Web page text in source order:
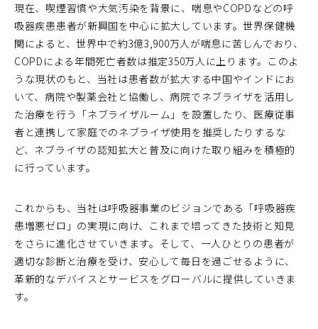
現在、喫煙習慣や大気汚染を背景に、喘息やCOPDなどの呼
吸器疾患患者が新興国を中心に拡大しています。世界保健機
関によると、世界中で約3億3,900万人が喘息に苦しんでおり、
COPDによる年間死亡者数は推定350万人に上ります。このよ
うな現状のもと、当社は患者数が拡大する中国やインドにお
いて、病院や製薬会社と協働し、病院でネブライザを活用し
た治療を行う「ネブライザルーム」を設置したり、医療従事
者と連携して家庭でのネブライザ使用を推奨したりするな
ど、ネブライザの認知拡大と普及に向けた取り組みを積極的
に行っています。
これからも、当社は呼吸器事業のビジョンである「呼吸器疾
患増悪ゼロ」の実現に向け、これまで培ってきた技術と知見
をさらに進化させていきます。そして、一人ひとりの患者が
適切な診断と治療を受け、安心して毎日を過ごせるように、
革新的なデバイスとサービスをグローバルに提供していきま
す。